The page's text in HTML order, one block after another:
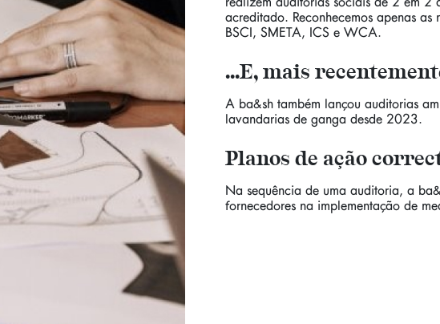
realizem auditorias sociais de 2 em 2
acreditado. Reconhecemos apenas as
BSCI, SMETA, ICS e WCA.
...E, mais
A ba&sh também lançou auditorias
lavandarias de ganga desde 2023.
Planos de ação
Na sequência de uma auditoria, a
fornecedores na implementação de